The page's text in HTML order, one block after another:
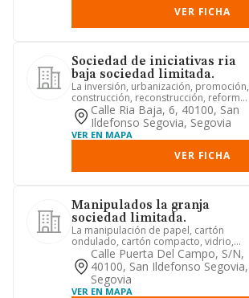
VER FICHA
Sociedad de iniciativas ria
baja sociedad limitada.
La inversión, urbanización, promoción,
construcción, reconstrucción, reforma,
remodelación, rehabil...
Calle Ria Baja, 6, 40100, San
Ildefonso Segovia, Segovia
VER EN MAPA
VER FICHA
Manipulados la granja
sociedad limitada.
La manipulación de papel, cartón
ondulado, cartón compacto, vidrio,
plástico, espumas y similares. ...
Calle Puerta Del Campo, S/n,
40100, San Ildefonso Segovia,
Segovia
VER EN MAPA